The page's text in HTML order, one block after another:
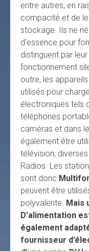
entre autres, en
compacité et de
stockage. Ils ne
d’essence pour
distinguent par leur
fonctionnement
outre, les
utilisés pour
électroniques tels
téléphones
caméras et dans
également être
télévision,
Radios. Les
sont donc
peuvent être
polyvalente. Mais
D’alimentation
également
fournisseur